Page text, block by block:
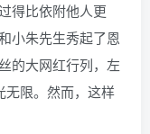
得比依附他人更
小朱先生秀起了恩
的大网红行列，左
无限。然而，这样